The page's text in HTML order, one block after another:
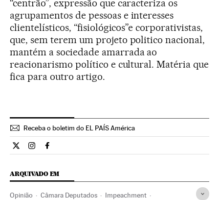
“centrão”, expressão que caracteriza os
agrupamentos de pessoas e interesses
clientelísticos, “fisiológicos”e corporativistas,
que, sem terem um projeto politico nacional,
mantém a sociedade amarrada ao
reacionarismo político e cultural. Matéria que
fica para outro artigo.
Receba o boletim do EL PAÍS América
Opiniao El País Brasil en Twitter
Opiniao El País Brasil en Instagram
Opiniao El País Brasil en Facebook
ARQUIVADO EM
Opinião Câmara Deputados Impeachment